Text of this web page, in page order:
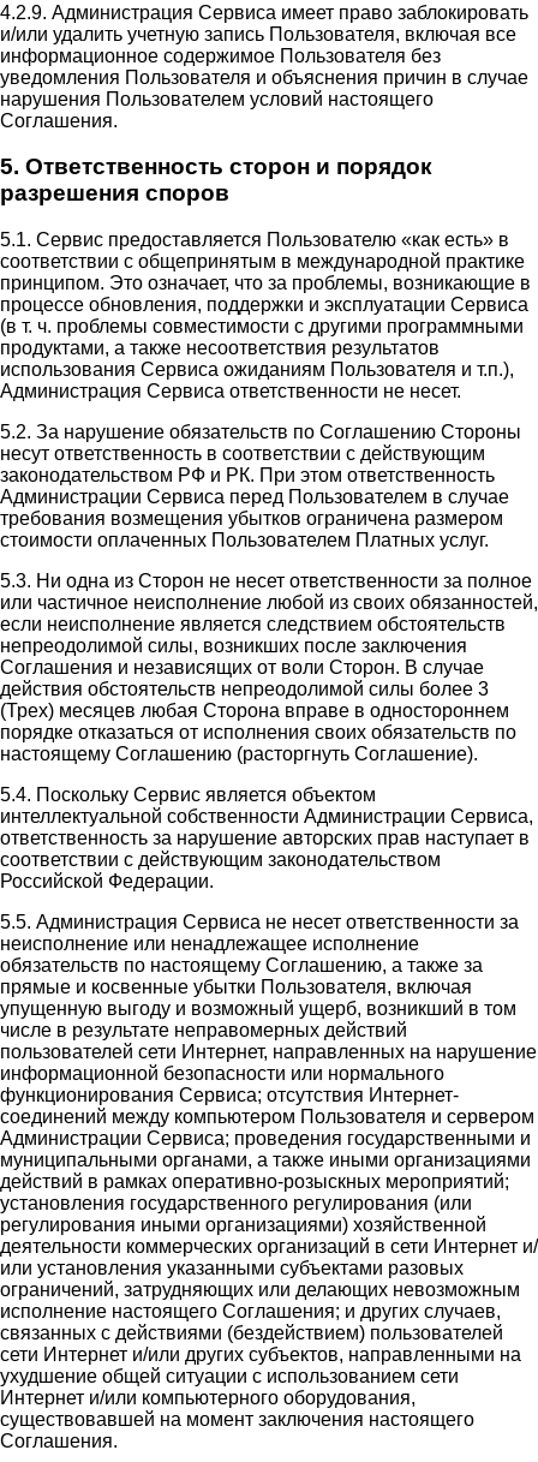
4.2.9. Администрация Сервиса имеет право заблокировать
и/или удалить учетную запись Пользователя, включая все
информационное содержимое Пользователя без
уведомления Пользователя и объяснения причин в случае
нарушения Пользователем условий настоящего
Соглашения.
5. Ответственность сторон и порядок
разрешения споров
5.1. Сервис предоставляется Пользователю «как есть» в
соответствии с общепринятым в международной практике
принципом. Это означает, что за проблемы, возникающие в
процессе обновления, поддержки и эксплуатации Сервиса
(в т. ч. проблемы совместимости с другими программными
продуктами, а также несоответствия результатов
использования Сервиса ожиданиям Пользователя и т.п.),
Администрация Сервиса ответственности не несет.
5.2. За нарушение обязательств по Соглашению Стороны
несут ответственность в соответствии с действующим
законодательством РФ и РК. При этом ответственность
Администрации Сервиса перед Пользователем в случае
требования возмещения убытков ограничена размером
стоимости оплаченных Пользователем Платных услуг.
5.3. Ни одна из Сторон не несет ответственности за полное
или частичное неисполнение любой из своих обязанностей,
если неисполнение является следствием обстоятельств
непреодолимой силы, возникших после заключения
Соглашения и независящих от воли Сторон. В случае
действия обстоятельств непреодолимой силы более 3
(Трех) месяцев любая Сторона вправе в одностороннем
порядке отказаться от исполнения своих обязательств по
настоящему Соглашению (расторгнуть Соглашение).
5.4. Поскольку Сервис является объектом
интеллектуальной собственности Администрации Сервиса,
ответственность за нарушение авторских прав наступает в
соответствии с действующим законодательством
Российской Федерации.
5.5. Администрация Сервиса не несет ответственности за
неисполнение или ненадлежащее исполнение
обязательств по настоящему Соглашению, а также за
прямые и косвенные убытки Пользователя, включая
упущенную выгоду и возможный ущерб, возникший в том
числе в результате неправомерных действий
пользователей сети Интернет, направленных на нарушение
информационной безопасности или нормального
функционирования Сервиса; отсутствия Интернет-
соединений между компьютером Пользователя и сервером
Администрации Сервиса; проведения государственными и
муниципальными органами, а также иными организациями
действий в рамках оперативно-розыскных мероприятий;
установления государственного регулирования (или
регулирования иными организациями) хозяйственной
деятельности коммерческих организаций в сети Интернет и/
или установления указанными субъектами разовых
ограничений, затрудняющих или делающих невозможным
исполнение настоящего Соглашения; и других случаев,
связанных с действиями (бездействием) пользователей
сети Интернет и/или других субъектов, направленными на
ухудшение общей ситуации с использованием сети
Интернет и/или компьютерного оборудования,
существовавшей на момент заключения настоящего
Соглашения.